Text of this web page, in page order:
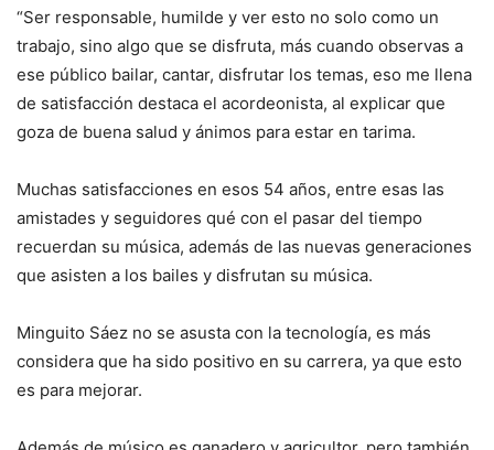
“Ser responsable, humilde y ver esto no solo como un
trabajo, sino algo que se disfruta, más cuando observas a
ese público bailar, cantar, disfrutar los temas, eso me llena
de satisfacción destaca el acordeonista, al explicar que
goza de buena salud y ánimos para estar en tarima.
Muchas satisfacciones en esos 54 años, entre esas las
amistades y seguidores qué con el pasar del tiempo
recuerdan su música, además de las nuevas generaciones
que asisten a los bailes y disfrutan su música.
Minguito Sáez no se asusta con la tecnología, es más
considera que ha sido positivo en su carrera, ya que esto
es para mejorar.